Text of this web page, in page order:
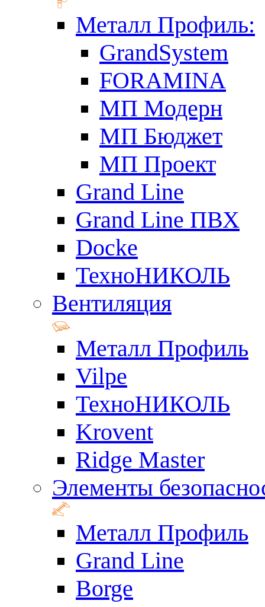
Металл Профиль:
GrandSystem
FORAMINA
МП Модерн
МП Бюджет
МП Проект
Grand Line
Grand Line ПВХ
Docke
ТехноНИКОЛЬ
Вентиляция
Металл Профиль
Vilpe
ТехноНИКОЛЬ
Krovent
Ridge Master
Элементы
Металл Профиль
Grand Line
Borge